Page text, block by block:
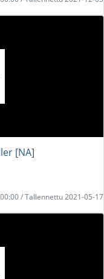
[NA]
/ Tallennettu 2021-05-17